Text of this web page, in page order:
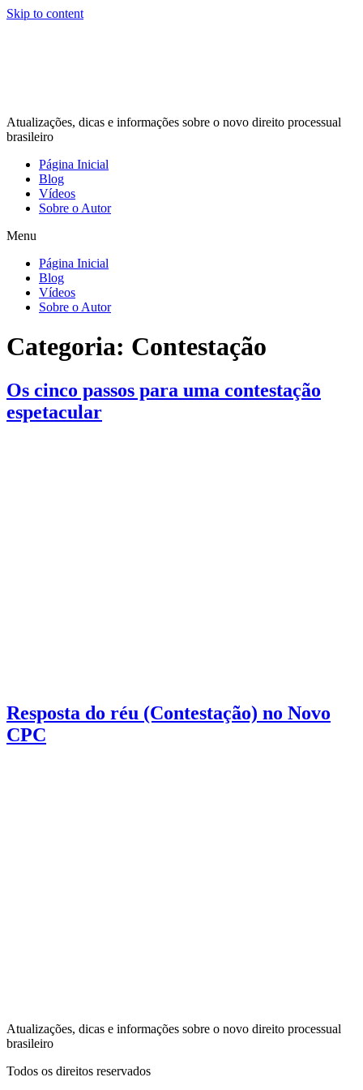
Skip to content
Atualizações, dicas e informações sobre o novo direito processual
brasileiro
Página Inicial
Blog
Vídeos
Sobre o Autor
Menu
Página Inicial
Blog
Vídeos
Sobre o Autor
Categoria: Contestação
Os cinco passos para uma contestação
espetacular
Resposta do réu (Contestação) no Novo
CPC
Atualizações, dicas e informações sobre o novo direito processual
brasileiro
Todos os direitos reservados